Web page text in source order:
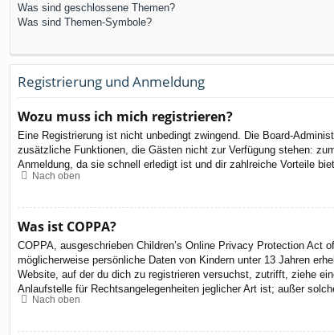
Was sind geschlossene Themen?
Was sind Themen-Symbole?
Registrierung und Anmeldung
Wozu muss ich mich registrieren?
Eine Registrierung ist nicht unbedingt zwingend. Die Board-
zusätzliche Funktionen, die Gästen nicht zur Verfügung stehen:
Anmeldung, da sie schnell erledigt ist und dir zahlreiche Vorteile
Nach oben
Was ist COPPA?
COPPA, ausgeschrieben Children’s Online Privacy Protection
möglicherweise persönliche Daten von Kindern unter 13 Jahren
Website, auf der du dich zu registrieren versuchst, zutrifft, ziehe
Anlaufstelle für Rechtsangelegenheiten jeglicher Art ist; außer
Nach oben